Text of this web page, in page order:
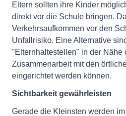
Eltern sollten ihre Kinder
direkt vor die Schule bringen.
Verkehrsaufkommen vor den
Unfallrisiko. Eine Alternative
"Elternhaltestellen" in der Nähe
Zusammenarbeit mit den
eingerichtet werden können.
Sichtbarkeit gewährleisten
Gerade die Kleinsten werden